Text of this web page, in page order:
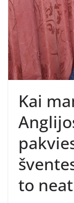
Kai
to